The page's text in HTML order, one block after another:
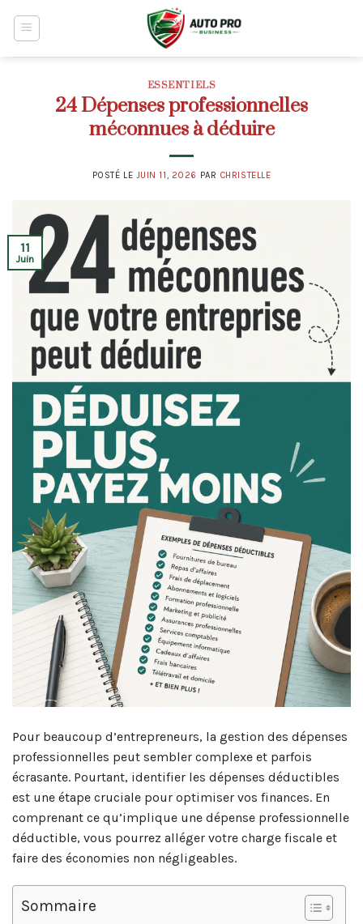
ESSENTIELS
24 Dépenses professionnelles
méconnues à déduire
POSTÉ LE JUIN 11, 2026 PAR CHRISTELLE
11
Juin
Pour beaucoup d’entrepreneurs, la gestion des dépenses
professionnelles peut sembler complexe et parfois
écrasante. Pourtant, identifier les dépenses déductibles
est une étape cruciale pour optimiser vos finances. En
comprenant ce qu’implique une dépense professionnelle
déductible, vous pourrez alléger votre charge fiscale et
faire des économies non négligeables.
Sommaire